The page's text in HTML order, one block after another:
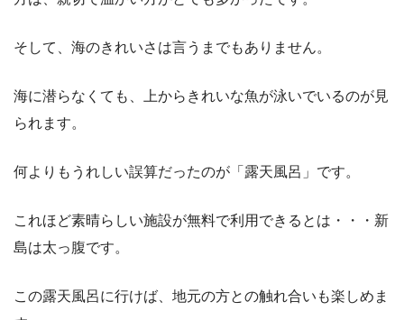
そして、海のきれいさは言うまでもありません。
海に潜らなくても、上からきれいな魚が泳いでいるのが見
られます。
何よりもうれしい誤算だったのが「露天風呂」です。
これほど素晴らしい施設が無料で利用できるとは・・・新
島は太っ腹です。
この露天風呂に行けば、地元の方との触れ合いも楽しめま